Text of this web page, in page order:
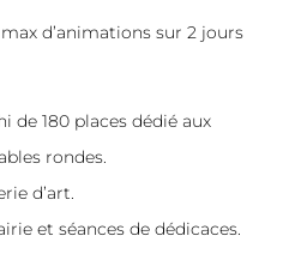
d’animations sur 2 jours
de 180 places dédié aux
rondes.
d’art.
et séances de dédicaces.